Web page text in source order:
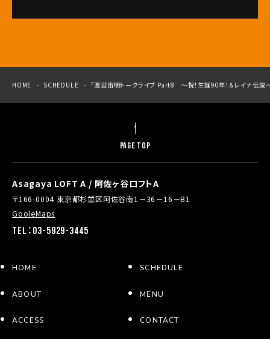
HOME SCHEDULE 「渡辺宙明トークライブ Part8 ～祝！生誕90年！＆レイナ伝説
Asagaya LOFT A / 阿佐ヶ谷ロフトA
〒166-0004 東京都杉並区阿佐谷南1－36－16－B1
GooleMaps
TEL：03-5929-3445
HOME SCHEDULE
ABOUT MENU
ACCESS CONTACT
PAGE TOP